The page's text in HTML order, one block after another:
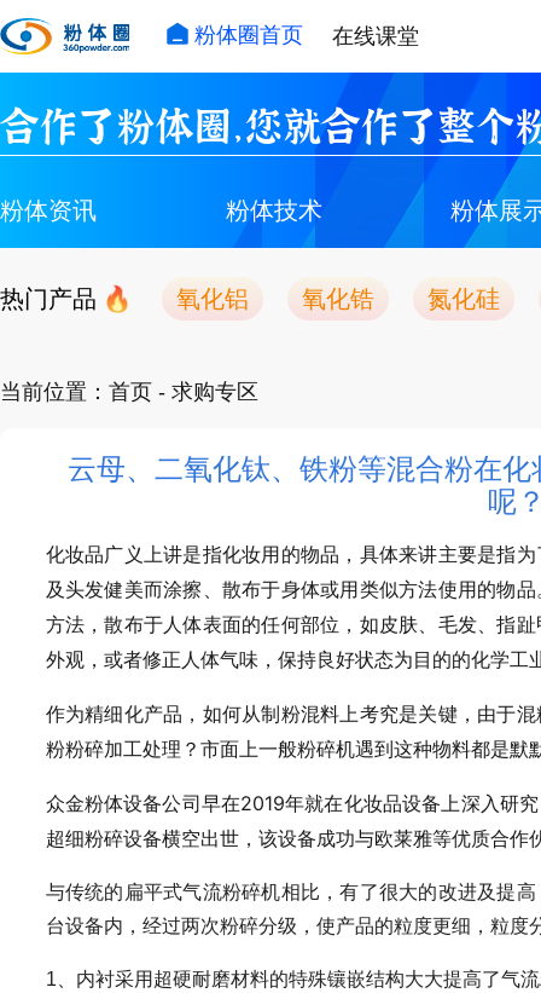
粉体圈首页 在线课堂
合作了粉体圈，您就合作了整个
粉体资讯 粉体技术 粉体展
热门产品 氧化铝 氧化锆 氮化硅
当前位置： 首页 - 求购专区
云母、二氧化钛、铁粉等混合粉在
呢
化妆品广义上讲是指化妆用的物品，具体来讲主要是指
及头发健美而涂擦、散布于身体或用类似方法使用的物
方法，散布于人体表面的任何部位，如皮肤、毛发、指
外观，或者修正人体气味，保持良好状态为目的的化学工
作为精细化产品，如何从制粉混料上考究是关键，由于
粉粉碎加工处理？市面上一般粉碎机遇到这种物料都是默
众金粉体设备公司早在2019年就在化妆品设备上深入研
超细粉碎设备横空出世，该设备成功与欧莱雅等优质合作
与传统的扁平式气流粉碎机相比，有了很大的改进及提
台设备内，经过两次粉碎分级，使产品的粒度更细，粒度
1 、内衬采用超硬耐磨材料的特殊镶嵌结构大大提高了气